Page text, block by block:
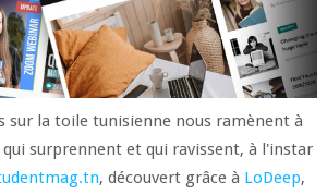
sur la toile tunisienne nous ramènent à
qui surprennent et qui ravissent, à l'instar
, découvert grâce à LoDeep,